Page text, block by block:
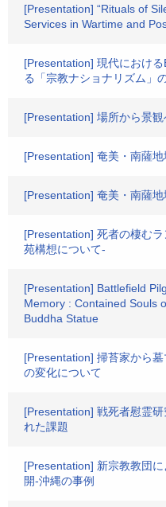
[Presentation] “Rituals of
Services in Wartime and
[Presentation] 現代におけ
る「宗教ナショナリズム」
[Presentation] 場所から景観
[Presentation] 奄美・南薩
[Presentation] 奄美・南薩
[Presentation] 死者の棲む
苑構想について-
[Presentation] Battlefield
Memory : Contained Souls
Buddha Statue
[Presentation] 掃苔家から
の変化について
[Presentation] 戦死者慰霊
れた課題
[Presentation] 新宗教教団
開-沖縄の事例